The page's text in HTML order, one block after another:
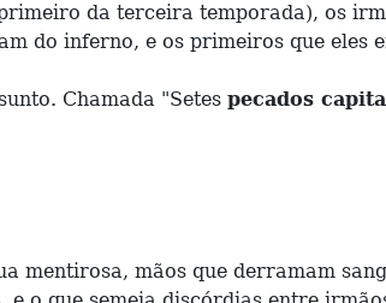
da terceira temporada), os
do inferno, e os primeiros que eles
Chamada "Setes pecados
mentirosa, mãos que derramam